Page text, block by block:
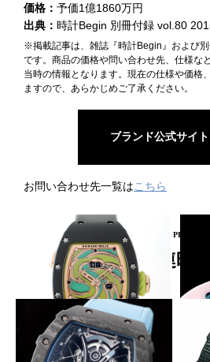
価格： 予価1億1860万円
出典： 時計Begin 別冊付録 vol.80
※掲載記事は、雑誌『時計Begin』および
です。商品の価格や問い合わせ先、仕様な
当時の情報となります。現在の仕様や価格
ますので、あらかじめご了承ください。
ブランド公式サイ
お問い合わせ先一覧はこちら
PICKUP PRODUCT
関連時計
グランフー・エナメル！
RICHARD MILLE
RM 073 オートマティック スセ
ット
細密
RM
グリ